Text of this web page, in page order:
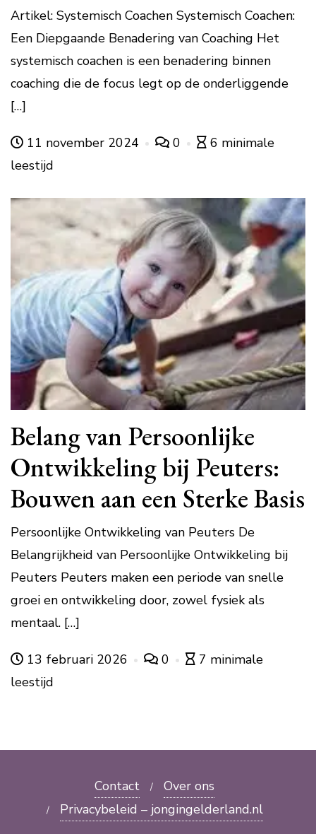
Artikel: Systemisch Coachen Systemisch Coachen:
Een Diepgaande Benadering van Coaching Het
systemisch coachen is een benadering binnen
coaching die de focus legt op de onderliggende
[…]
11 november 2024 0
6 minimale
leestijd
Belang van Persoonlijke
Ontwikkeling bij Peuters:
Bouwen aan een Sterke Basis
Persoonlijke Ontwikkeling van Peuters De
Belangrijkheid van Persoonlijke Ontwikkeling bij
Peuters Peuters maken een periode van snelle
groei en ontwikkeling door, zowel fysiek als
mentaal. […]
13 februari 2026 0
7 minimale
leestijd
Contact
Over ons
Privacybeleid – jongingelderland.nl